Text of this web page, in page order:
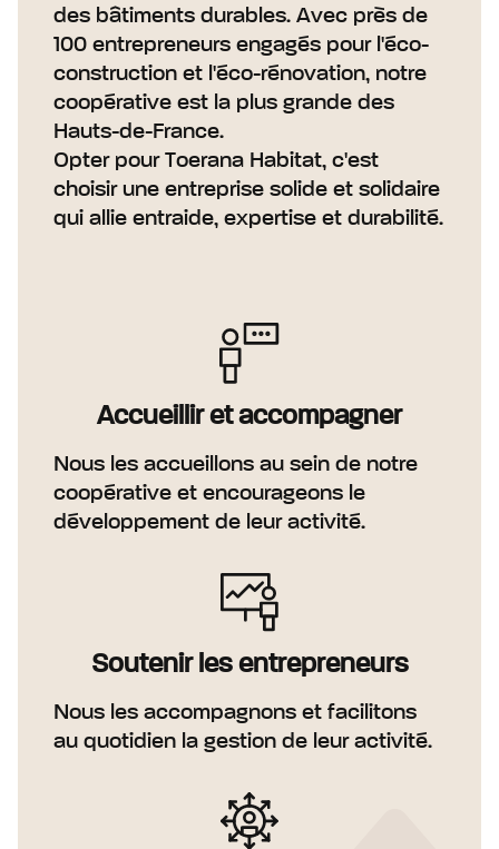
des bâtiments durables. Avec près de
100 entrepreneurs engagés pour l'éco-
construction et l'éco-rénovation, notre
coopérative est la plus grande des
Hauts-de-France.
Opter pour Toerana Habitat, c'est
choisir une entreprise solide et solidaire
qui allie entraide, expertise et durabilité.
Accueillir et accompagner
Nous les accueillons au sein de notre
coopérative et encourageons le
développement de leur activité.
Soutenir les entrepreneurs
Nous les accompagnons et facilitons
au quotidien la gestion de leur activité.